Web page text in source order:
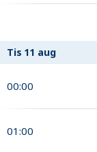
Tis 11 aug
00:00
01:00